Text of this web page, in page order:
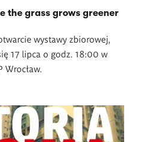
the grass grows greener
wystawy zbiorowej,
17 lipca o godz. 18:00 w
Wrocław.